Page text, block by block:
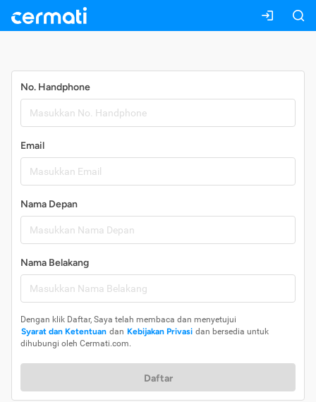
No. Handphone
Email
Nama Depan
Nama Belakang
Dengan klik Daftar, Saya telah membaca dan menyetujui
Syarat dan Ketentuan dan Kebijakan Privasi dan bersedia untuk
dihubungi oleh Cermati.com.
Daftar